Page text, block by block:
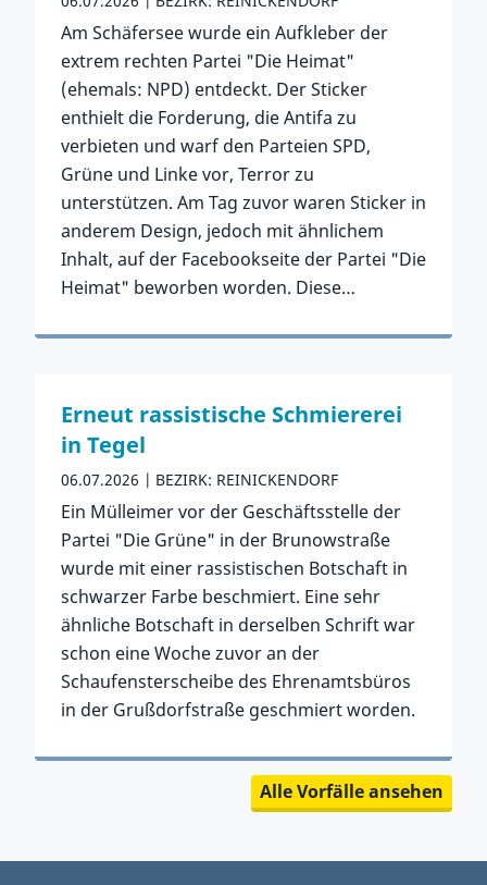
Am Schäfersee wurde ein Aufkleber der
extrem rechten Partei "Die Heimat"
(ehemals: NPD) entdeckt. Der Sticker
enthielt die Forderung, die Antifa zu
verbieten und warf den Parteien SPD,
Grüne und Linke vor, Terror zu
unterstützen. Am Tag zuvor waren Sticker in
anderem Design, jedoch mit ähnlichem
Inhalt, auf der Facebookseite der Partei "Die
Heimat" beworben worden. Diese…
Zum Vorfall
Erneut rassistische Schmiererei
in Tegel
06.07.2026 BEZIRK: REINICKENDORF
Ein Mülleimer vor der Geschäftsstelle der
Partei "Die Grüne" in der Brunowstraße
wurde mit einer rassistischen Botschaft in
schwarzer Farbe beschmiert. Eine sehr
ähnliche Botschaft in derselben Schrift war
schon eine Woche zuvor an der
Schaufensterscheibe des Ehrenamtsbüros
in der Grußdorfstraße geschmiert worden.
Zum Vorfall
Alle Vorfälle ansehen